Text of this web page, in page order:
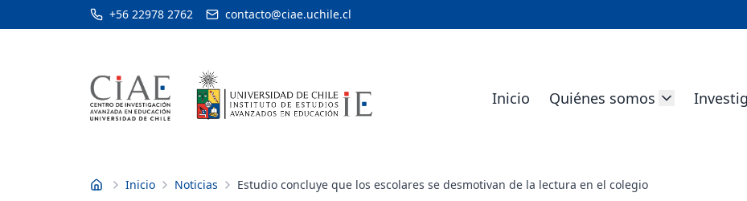
+56 22978 2762 contacto@ciae.uchile.cl
Inicio Quiénes somos
Inicio Inicio Noticias Estudio concluye que los escolares se desmotivan de la lectura en el colegio